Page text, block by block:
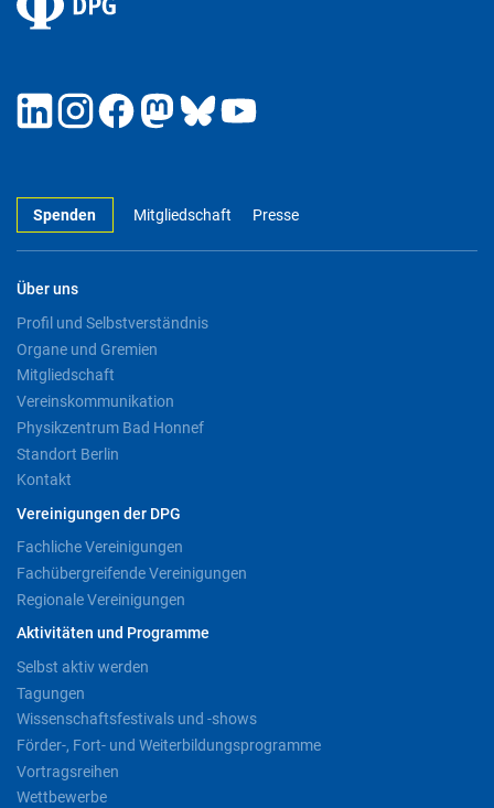
Spenden Mitgliedschaft Presse
Über uns
Profil und Selbstverständnis
Organe und Gremien
Mitgliedschaft
Vereinskommunikation
Physikzentrum Bad Honnef
Standort Berlin
Kontakt
Vereinigungen der DPG
Fachliche Vereinigungen
Fachübergreifende Vereinigungen
Regionale Vereinigungen
Aktivitäten und Programme
Selbst aktiv werden
Tagungen
Wissenschaftsfestivals und -shows
Förder-, Fort- und Weiterbildungsprogramme
Vortragsreihen
Wettbewerbe